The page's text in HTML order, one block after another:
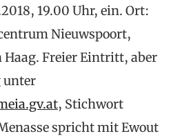
19.00 Uhr, ein. Ort:
Nieuwspoort,
Haag. Freier Eintritt, aber
unter
, Stichwort
spricht mit Ewout